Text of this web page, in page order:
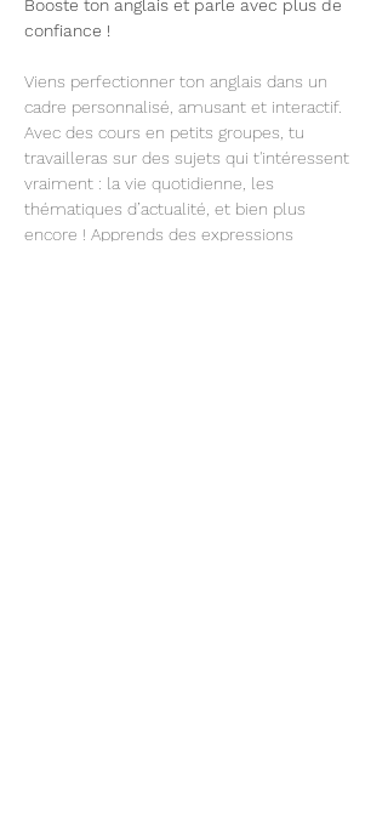
Booste ton anglais et parle avec plus de
confiance !
Viens perfectionner ton anglais dans un
cadre personnalisé, amusant et interactif.
Avec des cours en petits groupes, tu
travailleras sur des sujets qui t'intéressent
vraiment : la vie quotidienne, les
thématiques d’actualité, et bien plus
encore ! Apprends des expressions